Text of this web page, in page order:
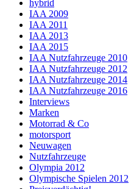
hybrid
IAA 2009
IAA 2011
IAA 2013
IAA 2015
IAA Nutzfahrzeuge 2010
IAA Nutzfahrzeuge 2012
IAA Nutzfahrzeuge 2014
IAA Nutzfahrzeuge 2016
Interviews
Marken
Motorrad & Co
motorsport
Neuwagen
Nutzfahrzeuge
Olympia 2012
Olympische Spielen 2012